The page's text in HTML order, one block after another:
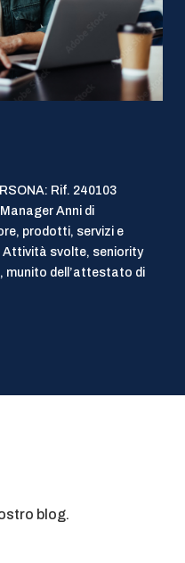
Rif. 240103
Anni di
prodotti, servizi e
svolte, seniority
dell’attestato di
blog.